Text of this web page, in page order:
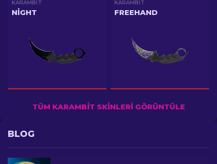
KARAMBIT
NIGHT
KARAMBIT
FREEHAND
TÜM KARAMBIT SKINLERI GÖRÜNTÜLE
BLOG